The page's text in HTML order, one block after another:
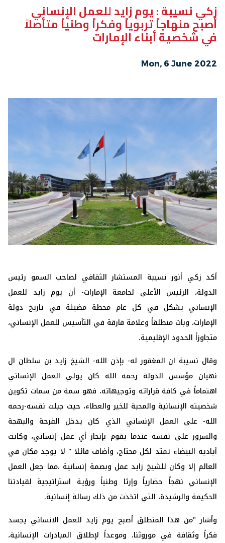
زكي نسيبة : يوم زايد للعمل الإنساني
أصبح منهاجاً تربوياً وفكراً وطنياً متأصلاً
في شخصية أبناء الإمارات
Mon, 6 June 2022
أكد زكي أنور نسيبة المستشار الثقافي لصاحب السمو رئيس
الدولة، الرئيس الأعلى لجامعة الإمارات- أن يوم زايد للعمل
الإنساني يشكل في كل عام محطة مضيئة في تاريخ دولة
الإمارات، وبات منطلقاً وعلامة فارقة في التأسيس للعمل الإنساني،
متجاوزاً الحدود الإقليمية.
وقال نسيبة ان المغفور له- بإذن الله- الشيخ زايد بن سلطان ال
نهيان مؤسس الدولة رحمه الله كان يولي العمل الإنساني
اهتماماً في كافة قراراته وتوجيهاته، فهو سمة من سمات تكوين
شخصيته الإنسانية والمحبة للخير والعطاء، حيث جبلت نفسه-رحمه
الله- على العمل الإنساني الذي كان يدخل الفرحة والبهجة
والسرور على نفسه عندما يقوم بإنجاز أي عمل إنساني، وكانت
أياديه البيضاء تمتد لكل محتاج، وأضاف قائلا " لا يوجد مكان في
العالم إلا وكان للشيخ زايد عمل وبصمة إنسانية ،مما جعل العمل
الإنساني نهجاً حضارياً وإرثا وطنياً ورؤية استراتيجية لقيادتنا
الحكيمة والرشيدة، التي اتخذت من ذلك رسالة إنسانية.
وأشار "من هذا المنطلق أصبح يوم زايد للعمل الانساني يجسد
فكراً وثقافة في موروثنا، وموعداً لإطلاق المبادرات الإنسانية،